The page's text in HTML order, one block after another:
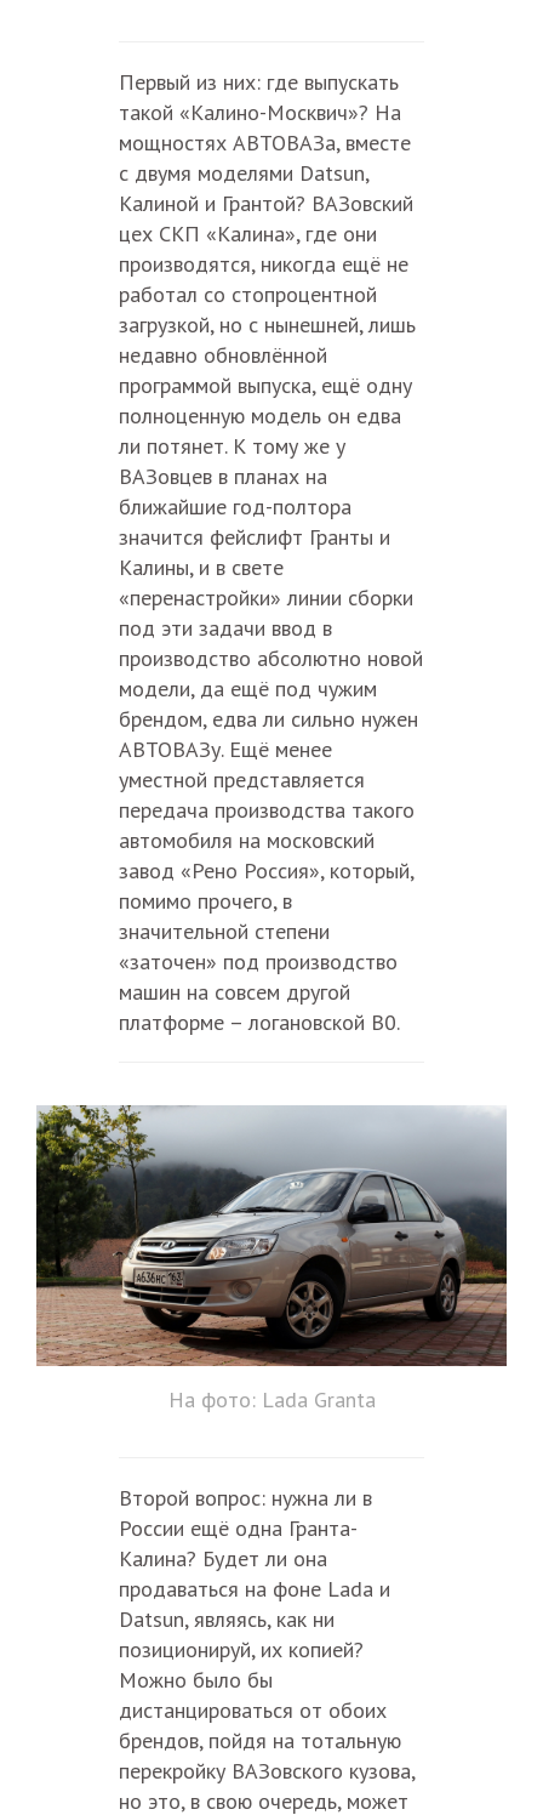
Первый из них: где выпускать
такой «Калино-Москвич»? На
мощностях АВТОВАЗа, вместе
с двумя моделями Datsun,
Калиной и Грантой? ВАЗовский
цех СКП «Калина», где они
производятся, никогда ещё не
работал со стопроцентной
загрузкой, но с нынешней, лишь
недавно обновлённой
программой выпуска, ещё одну
полноценную модель он едва
ли потянет. К тому же у
ВАЗовцев в планах на
ближайшие год-полтора
значится фейслифт Гранты и
Калины, и в свете
«перенастройки» линии сборки
под эти задачи ввод в
производство абсолютно новой
модели, да ещё под чужим
брендом, едва ли сильно нужен
АВТОВАЗу. Ещё менее
уместной представляется
передача производства такого
автомобиля на московский
завод «Рено Россия», который,
помимо прочего, в
значительной степени
«заточен» под производство
машин на совсем другой
платформе – логановской B0.
На фото: Lada Granta
Второй вопрос: нужна ли в
России ещё одна Гранта-
Калина? Будет ли она
продаваться на фоне Lada и
Datsun, являясь, как ни
позиционируй, их копией?
Можно было бы
дистанцироваться от обоих
брендов, пойдя на тотальную
перекройку ВАЗовского кузова,
но это, в свою очередь, может